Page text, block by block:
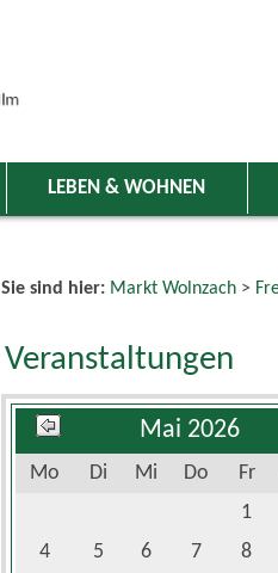
LEBEN & WOHNEN
Sie sind hier: Markt Wolnzach>
Veranstaltungen
Mai 2026
Mo Di Mi Do Fr
1
4
5 6 7 8